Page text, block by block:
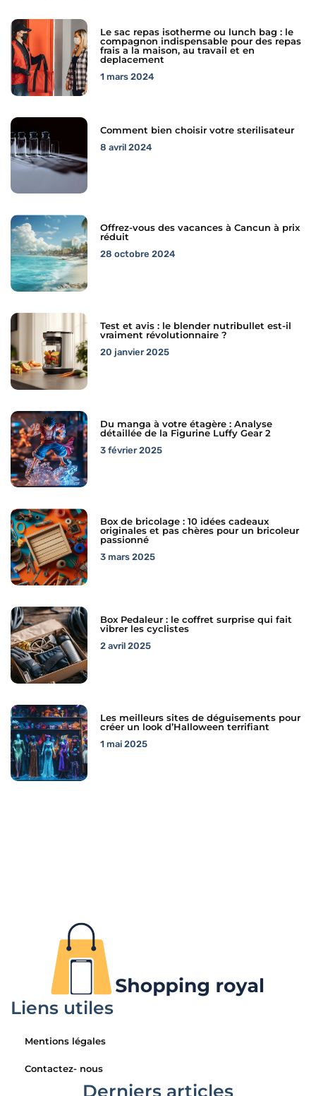
Le sac repas isotherme ou lunch bag : le
compagnon indispensable pour des repas
frais a la maison, au travail et en
deplacement
1 mars 2024
Comment bien choisir votre sterilisateur
8 avril 2024
Offrez-vous des vacances à Cancun à prix
réduit
28 octobre 2024
Test et avis : le blender nutribullet est-il
vraiment révolutionnaire ?
20 janvier 2025
Du manga à votre étagère : Analyse
détaillée de la Figurine Luffy Gear 2
3 février 2025
Box de bricolage : 10 idées cadeaux
originales et pas chères pour un bricoleur
passionné
3 mars 2025
Box Pedaleur : le coffret surprise qui fait
vibrer les cyclistes
2 avril 2025
Les meilleurs sites de déguisements pour
créer un look d’Halloween terrifiant
1 mai 2025
Liens utiles
Mentions légales
Contactez- nous
Derniers articles